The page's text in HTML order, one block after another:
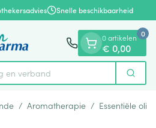
Snelle beschikbaarheid
en verband Zoek
0 artikelen
€ 0,00
0
/ Aromatherapie / Essentiële oliën